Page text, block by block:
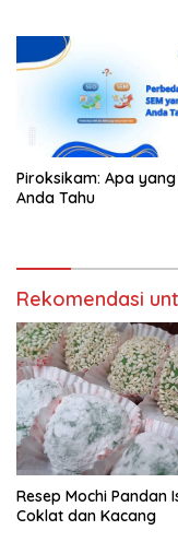
Piroksikam: Apa yang
Anda Tahu
Rekomendasi
Resep Mochi Pandan
Coklat dan Kacang